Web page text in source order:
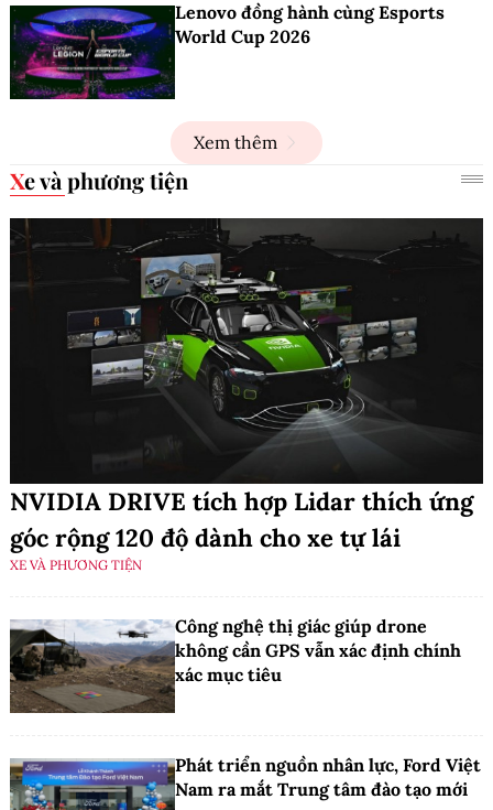
Lenovo đồng hành cùng Esports
World Cup 2026
Xem thêm
Xe và phương tiện
NVIDIA DRIVE tích hợp Lidar thích ứng
góc rộng 120 độ dành cho xe tự lái
XE VÀ PHƯƠNG TIỆN
Công nghệ thị giác giúp drone
không cần GPS vẫn xác định chính
xác mục tiêu
Phát triển nguồn nhân lực, Ford Việt
Nam ra mắt Trung tâm đào tạo mới